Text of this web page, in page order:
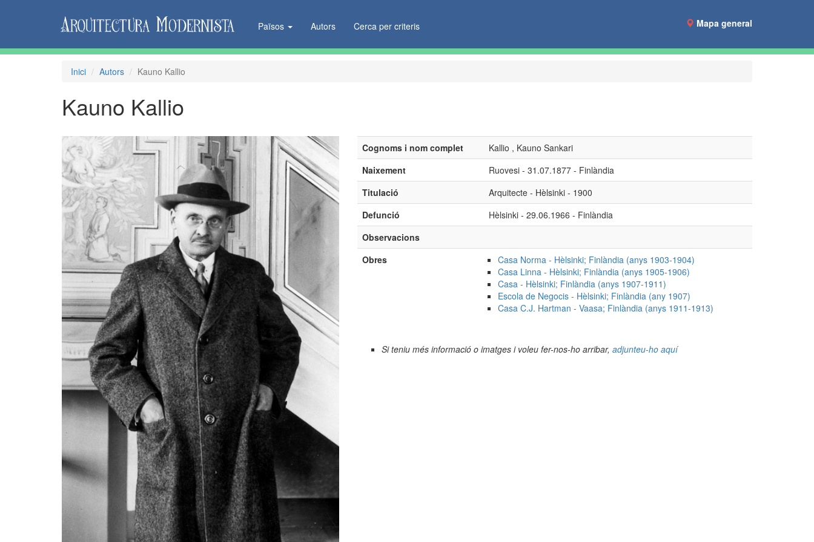
Països Autors Cerca per criteris Mapa general
Inici Autors Kauno Kallio
Kauno Kallio
Cognoms i nom complet
Kallio , Kauno Sankari
Naixement
Ruovesi - 31.07.1877 - Finlàndia
Titulació
Arquitecte - Hèlsinki - 1900
Defunció
Hèlsinki - 29.06.1966 - Finlàndia
Observacions
Obres
Casa Norma - Hèlsinki; Finlàndia (anys 1903-1904)
Casa Linna - Hèlsinki; Finlàndia (anys 1905-1906)
Casa - Hèlsinki; Finlàndia (anys 1907-1911)
Escola de Negocis - Hèlsinki; Finlàndia (any 1907)
Casa C.J. Hartman - Vaasa; Finlàndia (anys 1911-1913)
Si teniu més informació o imatges i voleu fer-nos-ho arribar, adjunteu-ho aquí